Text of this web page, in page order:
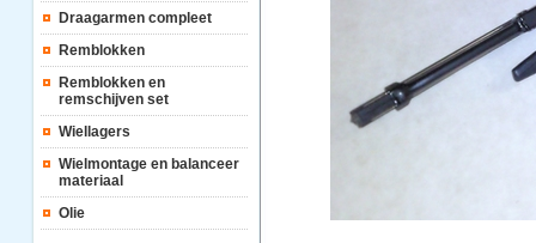
Draagarmen compleet
Remblokken
Remblokken en
remschijven set
Wiellagers
Wielmontage en balanceer
materiaal
Olie